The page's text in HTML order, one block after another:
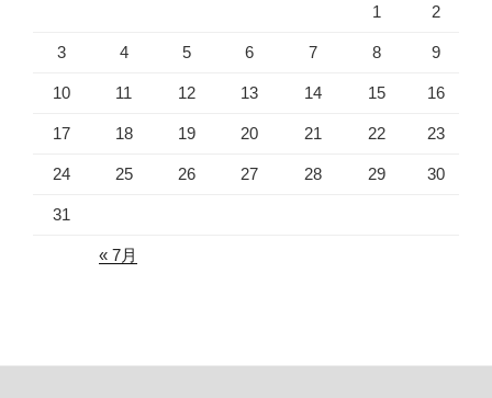
1 2
3 4 5 6 7 8 9
10 11 12 13 14 15 16
17 18 19 20 21 22 23
24 25 26 27 28 29 30
31
« 7月